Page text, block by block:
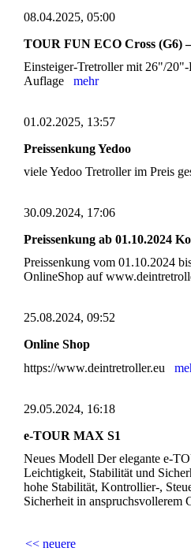
08.04.2025, 05:00
TOUR FUN ECO Cross (G6)
Einsteiger-Tretroller mit 26"/
Auflage mehr
01.02.2025, 13:57
Preissenkung Yedoo
viele Yedoo Tretroller im Preis
30.09.2024, 17:06
Preissenkung ab 01.10.2024
Preissenkung vom 01.10.2024
OnlineShop auf
25.08.2024, 09:52
Online Shop
https://www.deintretroller.eu
29.05.2024, 16:18
e-TOUR MAX S1
Neues Modell Der elegante e-
Leichtigkeit, Stabilität und
hohe Stabilität, Kontrollier-,
Sicherheit in anspruchsvollerem
<< neuere